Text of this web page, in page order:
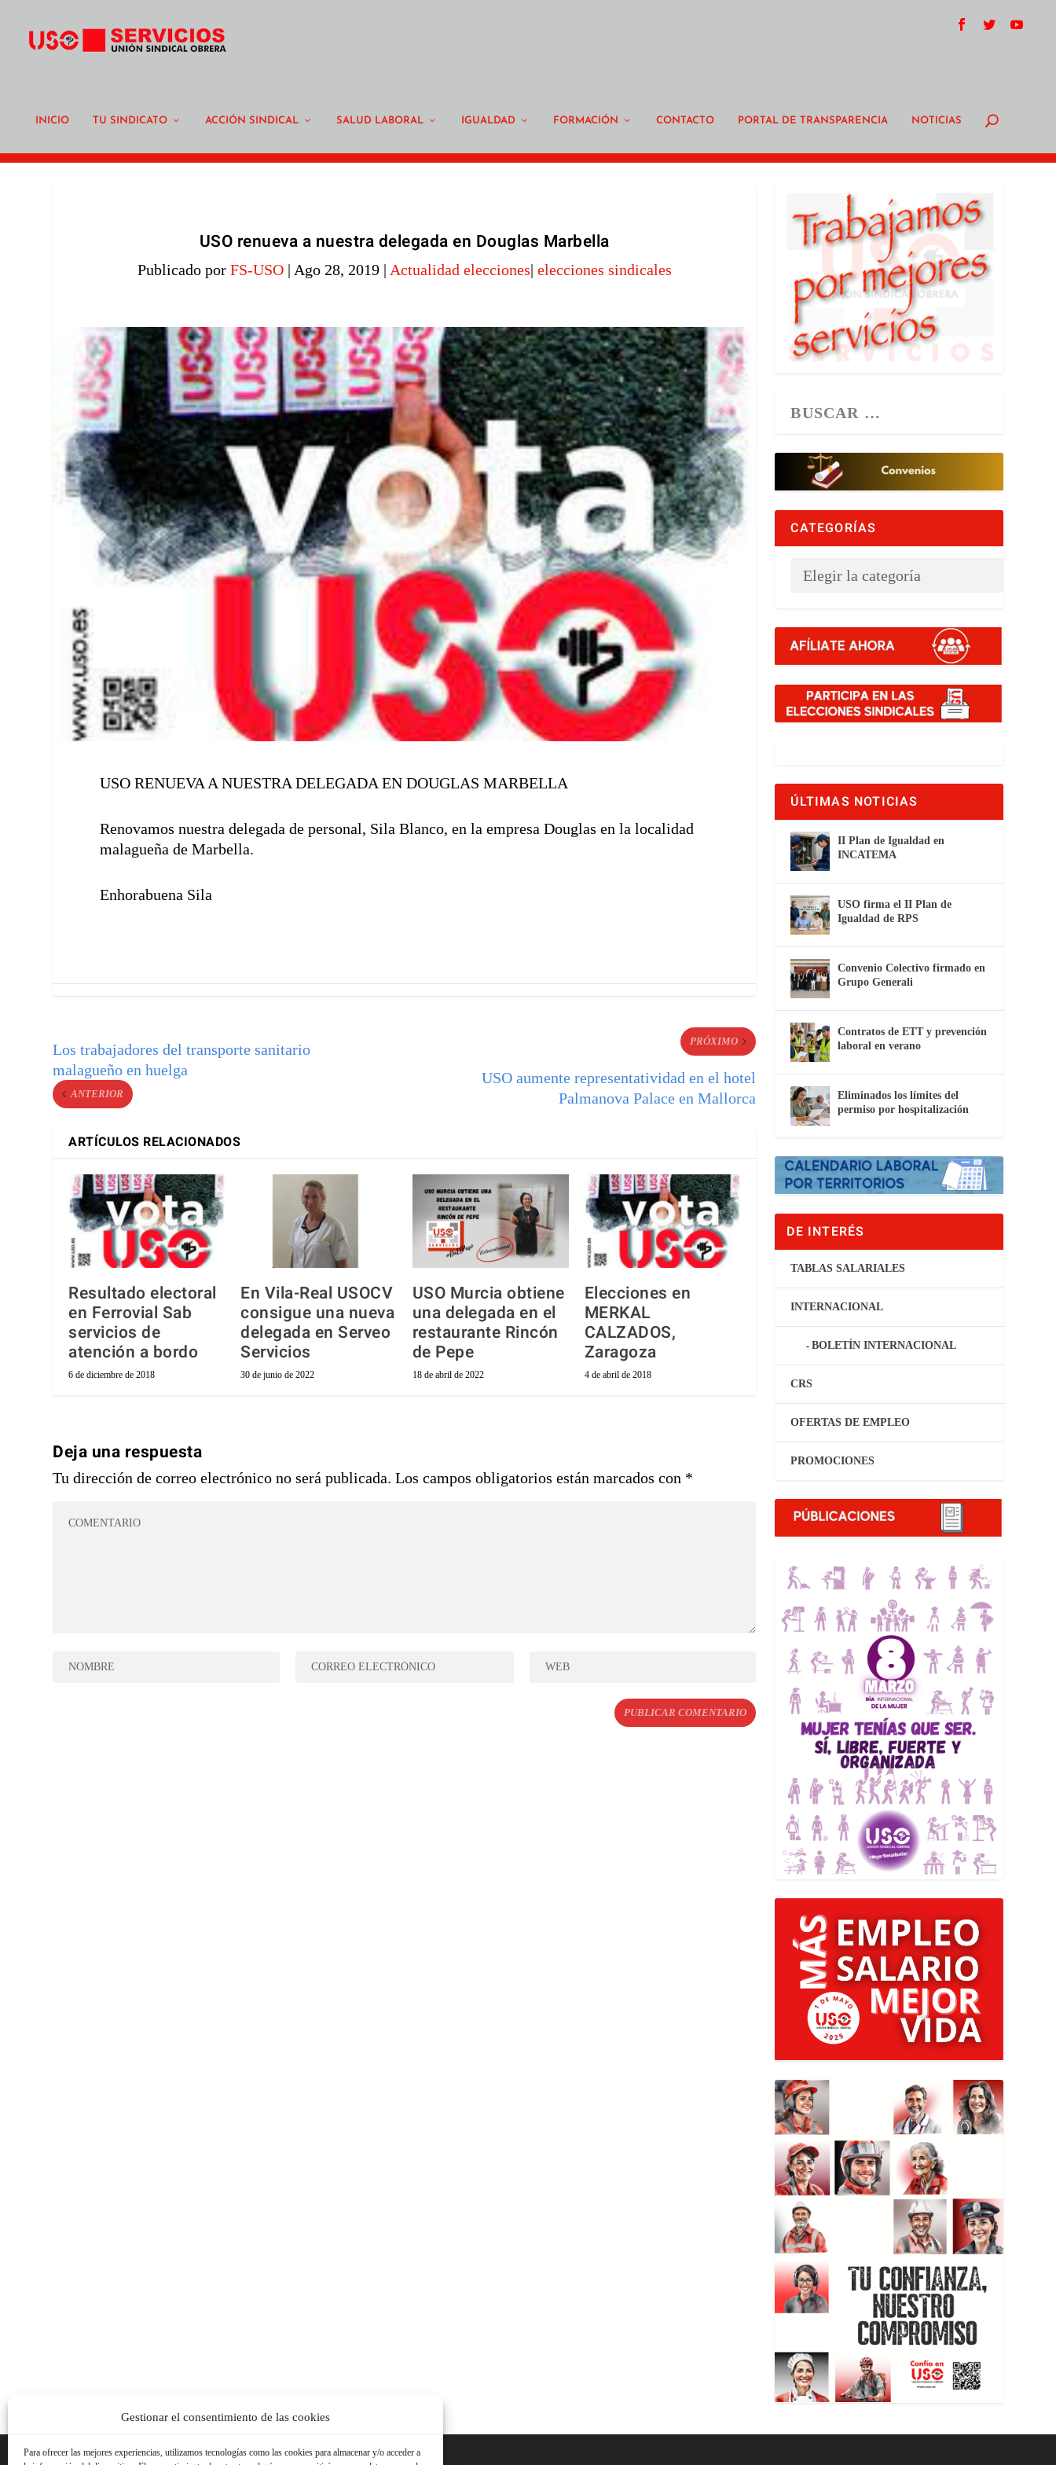
Gestionar el consentimiento de las cookies
Para ofrecer las mejores experiencias, utilizamos tecnologías como las cookies para almacenar y/o acceder a
INICIO TU SINDICATO ACCIÓN SINDICAL SALUD LABORAL IGUALDAD FORMACIÓN CONTACTO PORTAL DE TRANSPARENCIA NOTICIAS
USO renueva a nuestra delegada en Douglas Marbella
Publicado por FS-USO| Ago 28, 2019| Actualidad elecciones| elecciones sindicales
USO RENUEVA A NUESTRA DELEGADA EN DOUGLAS MARBELLA
Renovamos nuestra delegada de personal, Sila Blanco, en la empresa Douglas en la localidad
malagueña de Marbella.
Enhorabuena Sila
Los trabajadores del transporte sanitario
malagueño en huelga
ANTERIOR
PRÓXIMO
USO aumente representatividad en el hotel
Palmanova Palace en Mallorca
ARTÍCULOS RELACIONADOS
Resultado electoral
en Ferrovial Sab
servicios de
atención a bordo
6 de diciembre de 2018
En Vila-Real USOCV
consigue una nueva
delegada en Serveo
Servicios
30 de junio de 2022
USO Murcia obtiene
una delegada en el
restaurante Rincón
de Pepe
18 de abril de 2022
Elecciones en
MERKAL
CALZADOS,
Zaragoza
4 de abril de 2018
Deja una respuesta
Tu dirección de correo electrónico no será publicada. Los campos obligatorios están marcados con *
CATEGORÍAS
ÚLTIMAS NOTICIAS
II Plan de Igualdad en
INCATEMA
USO firma el II Plan de
Igualdad de RPS
Convenio Colectivo firmado en
Grupo Generali
Contratos de ETT y prevención
laboral en verano
Eliminados los límites del
permiso por hospitalización
DE INTERÉS
TABLAS SALARIALES
INTERNACIONAL
BOLETÍN INTERNACIONAL
CRS
OFERTAS DE EMPLEO
PROMOCIONES